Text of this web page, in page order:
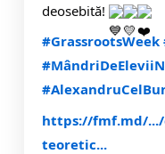
deosebită!
#GrassrootsWeek
https://fmf.md/
teoretic...